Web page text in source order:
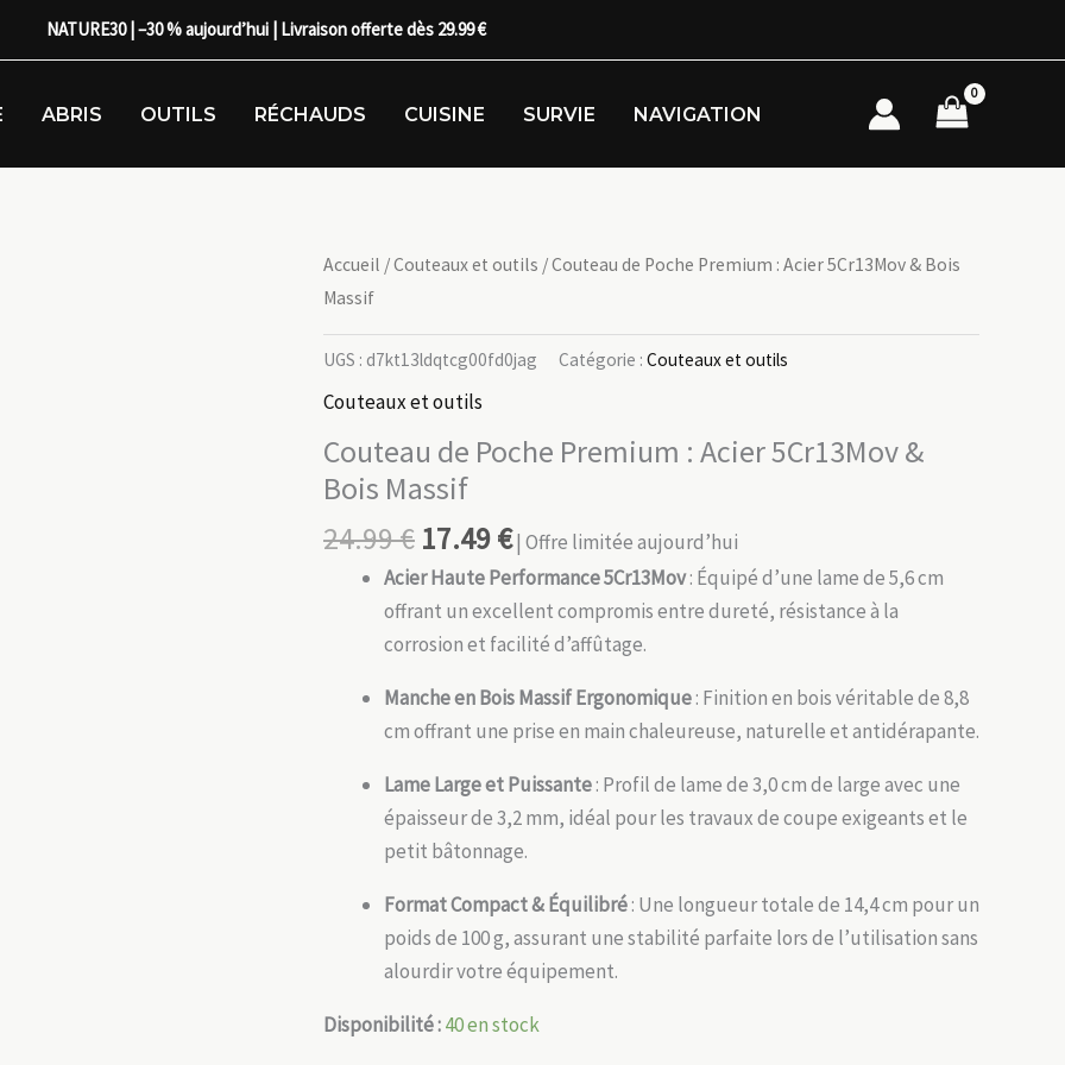
NATURE30 | –30 % aujourd’hui | Livraison offerte dès 29.99 €
ABRIS OUTILS RÉCHAUDS CUISINE SURVIE NAVIGATION
Accueil /Couteaux et outils / Couteau de Poche Premium : Acier 5Cr13Mov & Bois
Massif
UGS : d7kt13ldqtcg00fd0jag Catégorie : Couteaux et outils
Couteaux et outils
Couteau de Poche Premium : Acier 5Cr13Mov &
Bois Massif
24.99€ 17.49€| Offre limitée aujourd’hui
Acier Haute Performance 5Cr13Mov: Équipé d’une lame de 5,6 cm
offrant un excellent compromis entre dureté, résistance à la
corrosion et facilité d’affûtage.
Manche en Bois Massif Ergonomique: Finition en bois véritable de 8,8
cm offrant une prise en main chaleureuse, naturelle et antidérapante.
Lame Large et Puissante: Profil de lame de 3,0 cm de large avec une
épaisseur de 3,2 mm, idéal pour les travaux de coupe exigeants et le
petit bâtonnage.
Format Compact & Équilibré: Une longueur totale de 14,4 cm pour un
poids de 100 g, assurant une stabilité parfaite lors de l’utilisation sans
alourdir votre équipement.
Disponibilité :40 en stock